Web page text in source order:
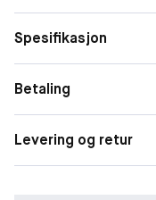
Spesifikasjon
Betaling
Levering og retur